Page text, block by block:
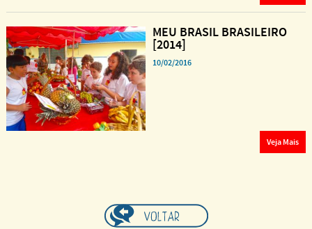
MEU BRASIL BRASILEIRO
[2014]
10/02/2016
Veja Mais